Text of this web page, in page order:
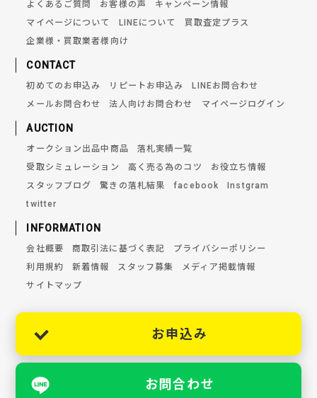
よくあるご質問
お客様の声
キャンペーン情報
マイページについて
LINEについて
買取査定プラス
企業様・買取業者様向け
CONTACT
初めてのお申込み リピートお申込み
LINEお問合わせ
メールお問合わせ
法人向けお問合わせ マイページログイン
AUCTION
オークション出品中商品
落札実績一覧
受取シミュレーション
高く売る為のコツ
お役立ち情報
スタッフブログ
驚きの落札結果 facebook
Instgram
twitter
INFORMATION
会社概要 商取引法に基づく表記
プライバシーポリシー
利用規約
新着情報 スタッフ募集
メディア掲載情報
サイトマップ
お申込み
お問合わせ